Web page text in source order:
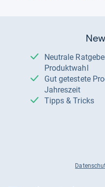
Neutrale Ratgeber – hilfreich für Ihre
Produktwahl
Gut getestete Produkte – passend zur
Jahreszeit
Tipps & Tricks